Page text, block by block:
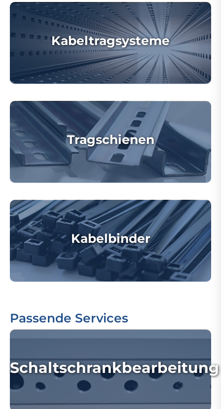
Kabeltragsysteme
Tragschienen
Kabelbinder
Passende Services
Schaltschrankbearbeitung